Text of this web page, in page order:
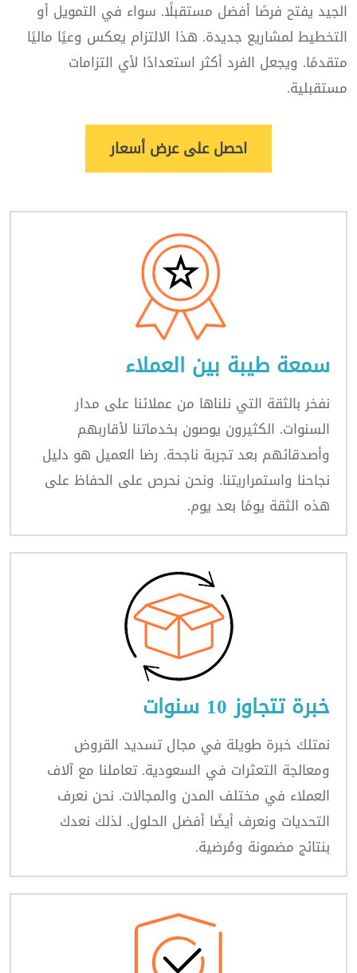
الجيد يفتح فرصًا أفضل مستقبلًا. سواء في التمويل أو
التخطيط لمشاريع جديدة. هذا الالتزام يعكس وعيًا ماليًا
متقدمًا. ويجعل الفرد أكثر استعدادًا لأي التزامات
مستقبلية.
احصل على عرض أسعار
سمعة طيبة بين العملاء
نفخر بالثقة التي نلناها من عملائنا على مدار
السنوات. الكثيرون يوصون بخدماتنا لأقاربهم
وأصدقائهم بعد تجربة ناجحة. رضا العميل هو دليل
نجاحنا واستمراريتنا. ونحن نحرص على الحفاظ على
هذه الثقة يومًا بعد يوم.
خبرة تتجاوز 10 سنوات
نمتلك خبرة طويلة في مجال تسديد القروض
ومعالجة التعثرات في السعودية. تعاملنا مع آلاف
العملاء في مختلف المدن والمجالات. نحن نعرف
التحديات ونعرف أيضًا أفضل الحلول. لذلك نعدك
بنتائج مضمونة ومُرضية.